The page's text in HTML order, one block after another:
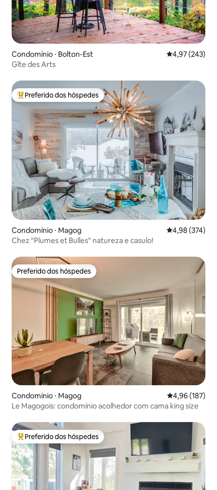
Condomínio ⋅ Bolton-Est 4,97 de uma
4,97 (243)
Gîte des Arts
Entre os melhores preferidos dos hóspedes
Preferido dos hóspedes
Condomínio ⋅ Magog 4,98 de uma
4,98 (374)
Chez "Plumes et Bulles" natureza e casulo!
Preferido dos hóspedes
Preferido dos hóspedes
Condomínio ⋅ Magog 4,96 de uma
4,96 (187)
Le Magogois: condomínio acolhedor com cama king size
Entre os melhores preferidos dos hóspedes
Preferido dos hóspedes